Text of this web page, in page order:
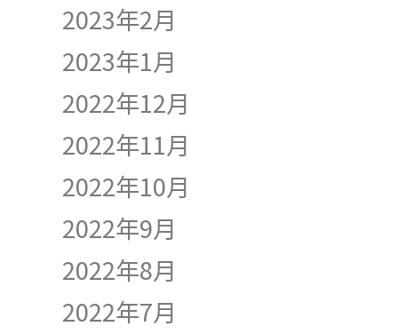
2023年2月
2023年1月
2022年12月
2022年11月
2022年10月
2022年9月
2022年8月
2022年7月